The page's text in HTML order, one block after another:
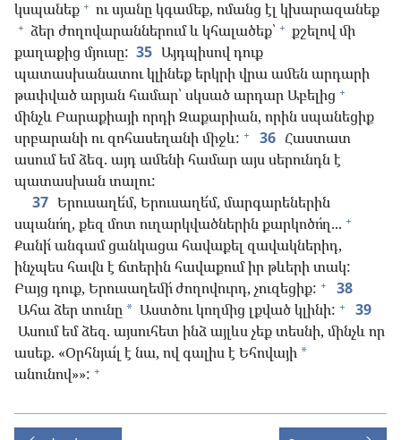
կսպանեք + ու սյանը կգամեք, ոմանց էլ կխարազանեք
+ ձեր ժողովարաններում և կհալածեք՝ + քշելով մի
քաղաքից մյուսը: 35 Այդպիսով դուք
պատասխանատու կլինեք երկրի վրա ամեն արդարի
թափված արյան համար՝ սկսած արդար Աբելից +
մինչև Բարաքիայի որդի Զաքարիան, որին սպանեցիք
սրբարանի ու զոհասեղանի միջև: + 36 Հաստատ
ասում եմ ձեզ. այդ ամենի համար այս սերունդն է
պատասխան տալու:
37 Երուսաղե՜մ, Երուսաղե՜մ, մարգարեներին
սպանո՛ղ, քեզ մոտ ուղարկվածներին քարկոծո՛ղ... +
Քանի՜ անգամ ցանկացա հավաքել զավակներիդ,
ինչպես հավն է ճտերին հավաքում իր թևերի տակ:
Բայց դուք, Երուսաղեմի՛ ժողովուրդ, չուզեցիք: +
38
Ահա ձեր տունը * Աստծու կողմից լքված կլինի: +
39
Ասում եմ ձեզ. այսուհետ ինձ այլևս չեք տեսնի, մինչև որ
ասեք. «Օրհնյա՜լ է նա, ով գալիս է Եհովայի *
անունով»»: +